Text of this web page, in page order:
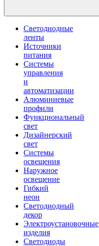
Светодиодные
ленты
Источники
питания
Системы
управления
и
автоматизации
Алюминиевые
профили
Функциональный
свет
Дизайнерский
свет
Системы
освещения
Наружное
освещение
Гибкий
неон
Светодиодный
декор
Электроустановочные
изделия
Светодиоды